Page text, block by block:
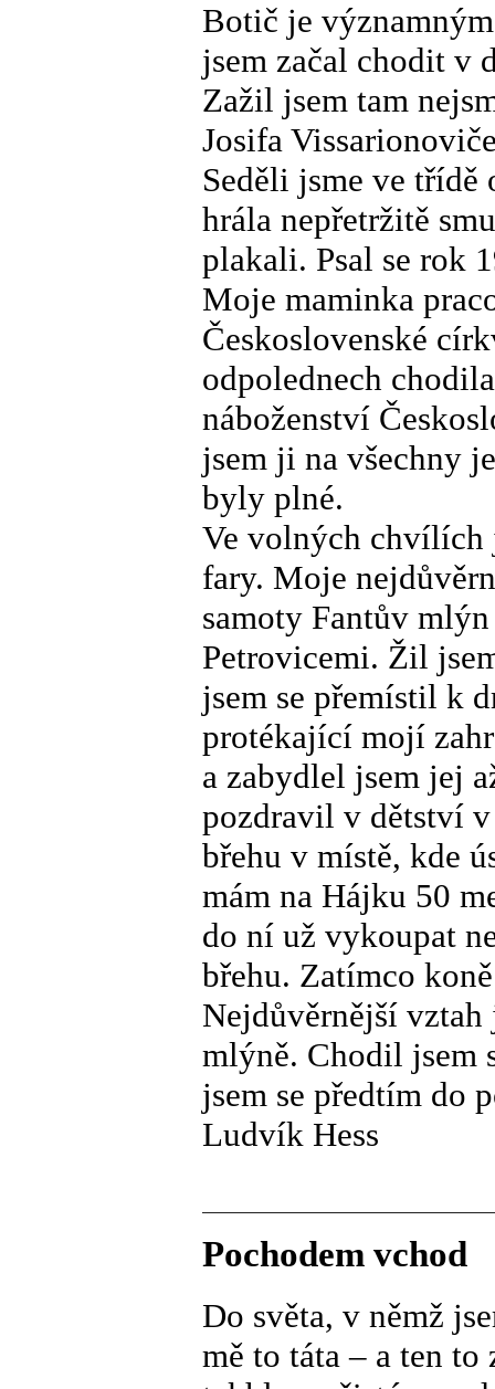
Botič je
jsem začal chodit v
Zažil jsem tam
Josifa
Seděli jsme ve třídě
hrála nepřetržitě
plakali. Psal se rok
Moje maminka
Československé
odpolednech
náboženství
jsem ji na všechny
byly plné.
Ve volných chvílích
fary. Moje
samoty Fantův
Petrovicemi. Žil
jsem se přemístil k
protékající mojí
a zabydlel jsem jej
pozdravil v dětství
břehu v místě, kde
mám na Hájku 50
do ní už vykoupat
břehu. Zatímco
Nejdůvěrnější vztah
mlýně. Chodil jsem
jsem se předtím do
Ludvík Hess
Pochodem vchod
Do světa, v němž
mě to táta – a ten